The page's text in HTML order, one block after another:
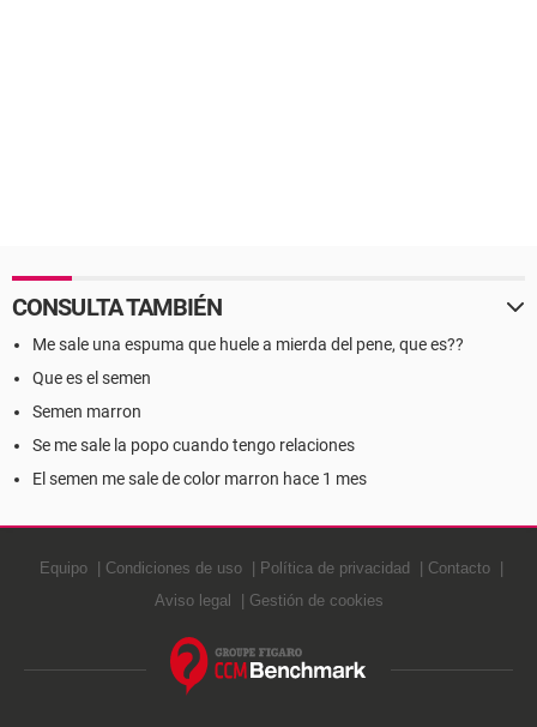
CONSULTA TAMBIÉN
Me sale una espuma que huele a mierda del pene, que es??
Que es el semen
Semen marron
Se me sale la popo cuando tengo relaciones
El semen me sale de color marron hace 1 mes
Equipo Condiciones de uso Política de privacidad
Contacto
Aviso legal
Gestión de cookies